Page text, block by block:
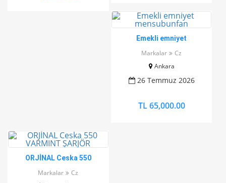
Emekli emniyet
Markalar
Cz
Ankara
26 Temmuz 2026
TL 65,000.00
ORJİNAL Ceska 550
Markalar
Cz